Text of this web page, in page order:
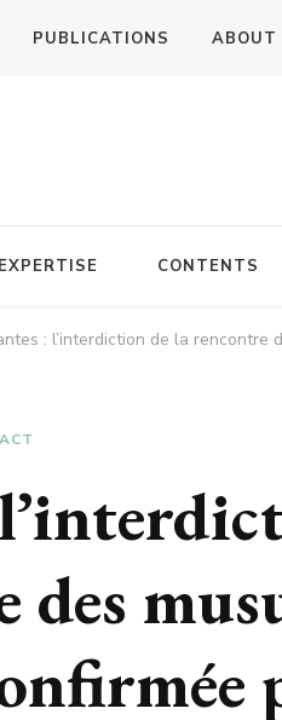
PUBLICATIONS ABOUT
EXPERTISE CONTENTS
: l’interdiction de la rencontre
des